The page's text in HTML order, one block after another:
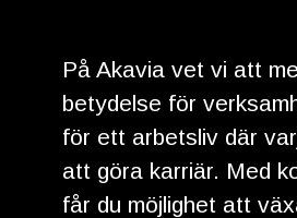
På Akavia vet vi att
betydelse för
för ett arbetsliv där
att göra karriär. Med
får du möjlighet att